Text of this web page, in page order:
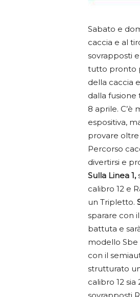
Sabato e
caccia e al
sovrapposti
tutto pronto
della caccia
dalla fusione
8 aprile. C’è
espositiva,
provare
Percorso
divertirsi e
Sulla Linea 1,
calibro 12 e
un Tripletto.
sparare con
battuta e
modello Sbe
con il
strutturato
calibro 12 sia
sovrapposti